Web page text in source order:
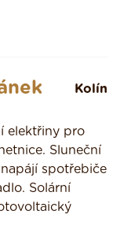
Kolín
elektřiny pro
Sluneční
spotřebiče
Solární